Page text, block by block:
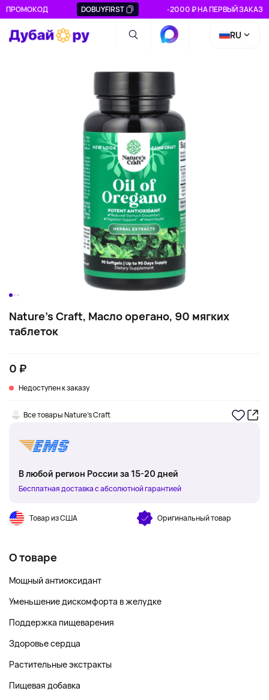
ПРОМОКОД DOBUYFIRST -2000 ₽ НА ПЕРВЫЙ ЗАКАЗ
RU
Nature's Craft, Масло орегано, 90 мягких
таблеток
0 ₽
Недоступен к заказу
Все товары Nature's Craft
В любой регион России за 15-20 дней
Бесплатная доставка с абсолютной гарантией
Товар из США Оригинальный товар
О товаре
Мощный антиоксидант
Уменьшение дискомфорта в желудке
Поддержка пищеварения
Здоровье сердца
Растительные экстракты
Пищевая добавка